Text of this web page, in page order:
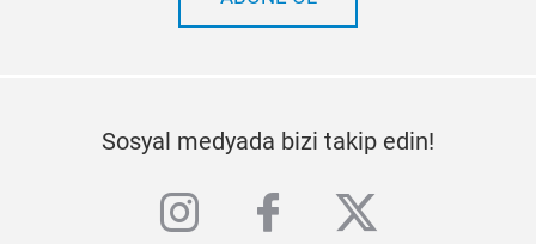
Sosyal medyada bizi takip edin!
instagram
facebook
twitter